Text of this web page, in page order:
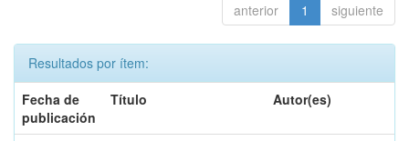
anterior 1 siguiente
Resultados por ítem:
Fecha de
publicación
Título Autor(es)